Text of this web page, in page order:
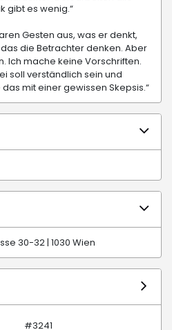
gibt es wenig.“
Gesten aus, was er denkt,
die Betrachter denken. Aber
Ich mache keine Vorschriften.
soll verständlich sein und
mit einer gewissen Skepsis.“
30-32 | 1030 Wien
#3241